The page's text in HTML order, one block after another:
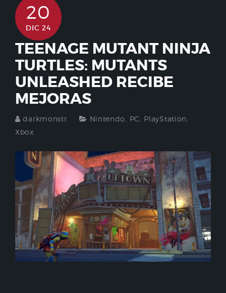
20
DIC 24
TEENAGE MUTANT NINJA
TURTLES: MUTANTS
UNLEASHED RECIBE
MEJORAS
darkmonstr Nintendo PC PlayStation
Xbox